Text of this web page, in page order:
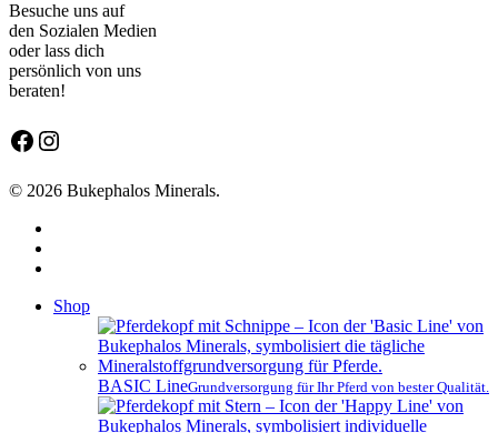
Besuche uns auf
den Sozialen Medien
oder lass dich
persönlich von uns
beraten!
Facebook
Instagram
© 2026 Bukephalos Minerals.
Close
Shop
BASIC LineGrundversorgung für Ihr Pferd von bester Qualität.